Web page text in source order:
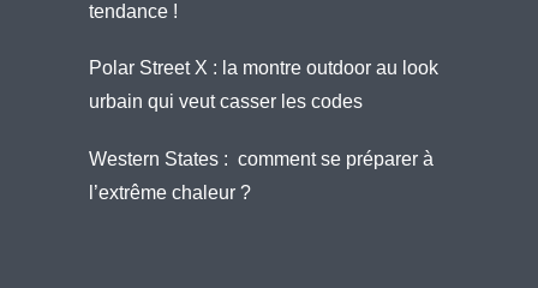
tendance !
Polar Street X : la montre outdoor au look
urbain qui veut casser les codes
Western States : comment se préparer à
l’extrême chaleur ?